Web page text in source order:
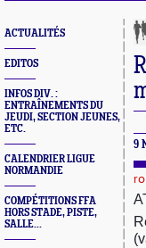
ACTUALITÉS
EDITOS
INFOS DIV. :
ENTRAÎNEMENTS DU
JEUDI, SECTION JEUNES,
ETC.
CALENDRIER LIGUE
NORMANDIE
COMPÉTITIONS FFA
HORS STADE, PISTE,
SALLE...
9